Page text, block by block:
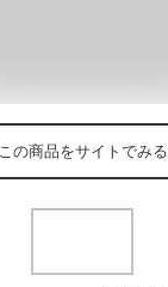
この商品をサイトでみる